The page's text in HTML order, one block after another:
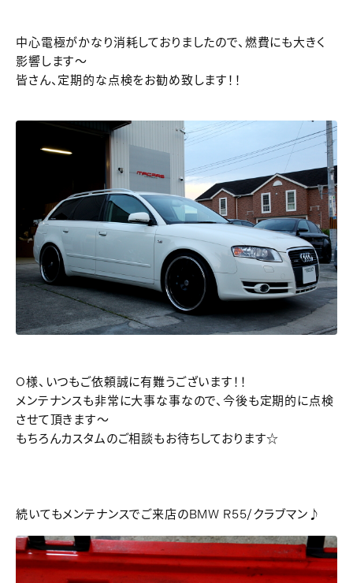
中心電極がかなり消耗しておりましたので、燃費にも大きく
影響します～
皆さん、定期的な点検をお勧め致します！！
O様、いつもご依頼誠に有難うございます！！
メンテナンスも非常に大事な事なので、今後も定期的に点検
させて頂きます～
もちろんカスタムのご相談もお待ちしております☆
続いてもメンテナンスでご来店のBMW R55/クラブマン♪